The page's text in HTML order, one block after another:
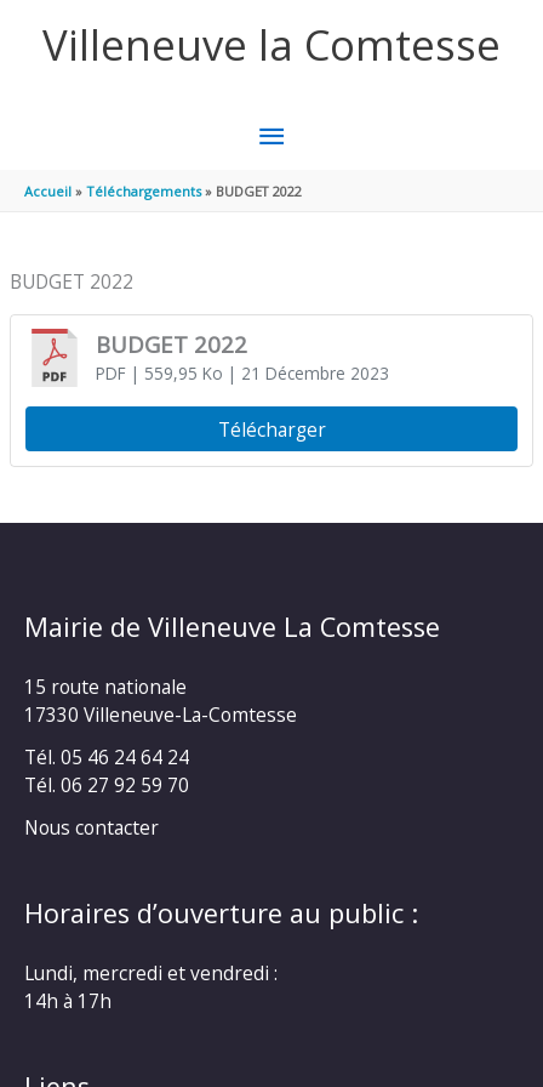
Villeneuve la Comtesse
MENU
PRINCIPAL
Accueil Téléchargements BUDGET 2022
BUDGET 2022
BUDGET 2022
PDF| 559,95 Ko | 21 Décembre 2023
Télécharger
Mairie de Villeneuve La Comtesse
15 route nationale
17330 Villeneuve-La-Comtesse
Tél. 05 46 24 64 24
Tél. 06 27 92 59 70
Nous contacter
Horaires d’ouverture au public :
Lundi, mercredi et vendredi :
14h à 17h